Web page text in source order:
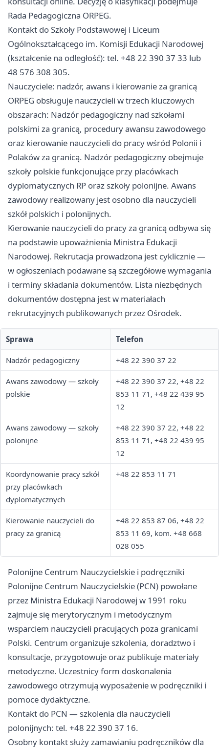
Rada Pedagogiczna ORPEG.
Kontakt do Szkoły Podstawowej i Liceum
Ogólnokształcącego im. Komisji Edukacji Narodowej
(kształcenie na odległość): tel. +48 22 390 37 33 lub
48 576 308 305.
Nauczyciele: nadzór, awans i kierowanie za granicą
ORPEG obsługuje nauczycieli w trzech kluczowych
obszarach: Nadzór pedagogiczny nad szkołami
polskimi za granicą, procedury awansu zawodowego
oraz kierowanie nauczycieli do pracy wśród Polonii i
Polaków za granicą. Nadzór pedagogiczny obejmuje
szkoły polskie funkcjonujące przy placówkach
dyplomatycznych RP oraz szkoły polonijne. Awans
zawodowy realizowany jest osobno dla nauczycieli
szkół polskich i polonijnych.
Kierowanie nauczycieli do pracy za granicą odbywa się
na podstawie upoważnienia Ministra Edukacji
Narodowej. Rekrutacja prowadzona jest cyklicznie —
w ogłoszeniach podawane są szczegółowe wymagania
i terminy składania dokumentów. Lista niezbędnych
dokumentów dostępna jest w materiałach
rekrutacyjnych publikowanych przez Ośrodek.
Sprawa Telefon
Nadzór pedagogiczny +48 22 390 37 22
Awans zawodowy — szkoły
polskie
+48 22 390 37 22, +48 22
853 11 71, +48 22 439 95
12
Awans zawodowy — szkoły
polonijne
+48 22 390 37 22, +48 22
853 11 71, +48 22 439 95
12
Koordynowanie pracy szkół
przy placówkach
dyplomatycznych
+48 22 853 11 71
Kierowanie nauczycieli do
pracy za granicą
+48 22 853 87 06, +48 22
853 11 69, kom. +48 668
028 055
Polonijne Centrum Nauczycielskie i podręczniki
Polonijne Centrum Nauczycielskie (PCN) powołane
przez Ministra Edukacji Narodowej w 1991 roku
zajmuje się merytorycznym i metodycznym
wsparciem nauczycieli pracujących poza granicami
Polski. Centrum organizuje szkolenia, doradztwo i
konsultacje, przygotowuje oraz publikuje materiały
metodyczne. Uczestnicy form doskonalenia
zawodowego otrzymują wyposażenie w podręczniki i
pomoce dydaktyczne.
Kontakt do PCN — szkolenia dla nauczycieli
polonijnych: tel. +48 22 390 37 16.
Osobny kontakt służy zamawianiu podręczników dla